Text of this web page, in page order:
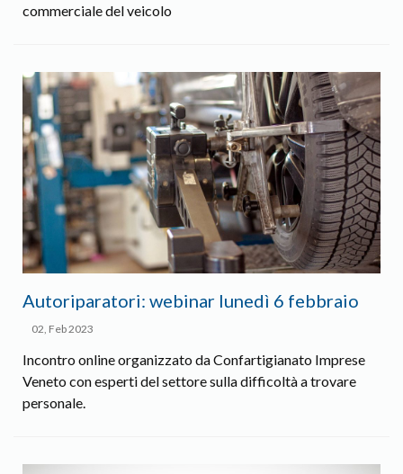
commerciale del veicolo
Autoriparatori: webinar lunedì 6 febbraio
02, Feb 2023
Incontro online organizzato da Confartigianato Imprese
Veneto con esperti del settore sulla difficoltà a trovare
personale.